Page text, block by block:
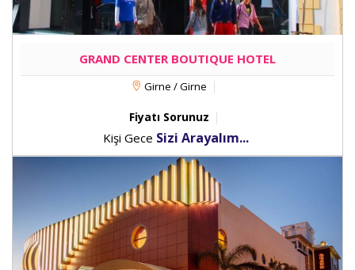
GRAND CENTER BOUTIQUE HOTEL
Girne / Girne
Fiyatı Sorunuz
Kişi Gece Sizi Arayalım...